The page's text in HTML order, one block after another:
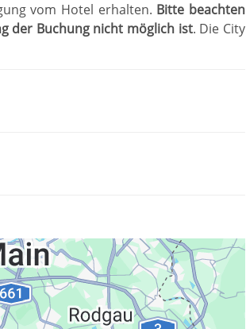
vom Hotel erhalten. Bitte beachten
der Buchung nicht möglich ist. Die City